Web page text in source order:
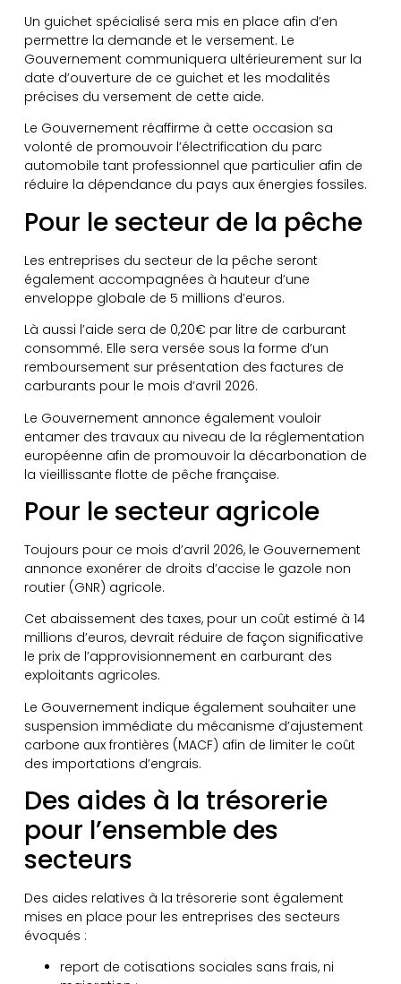
Un guichet spécialisé sera mis en place afin d’en
permettre la demande et le versement. Le
Gouvernement communiquera ultérieurement sur la
date d’ouverture de ce guichet et les modalités
précises du versement de cette aide.
Le Gouvernement réaffirme à cette occasion sa
volonté de promouvoir l’électrification du parc
automobile tant professionnel que particulier afin de
réduire la dépendance du pays aux énergies fossiles.
Pour le secteur de la pêche
Les entreprises du secteur de la pêche seront
également accompagnées à hauteur d’une
enveloppe globale de 5 millions d’euros.
Là aussi l’aide sera de 0,20€ par litre de carburant
consommé. Elle sera versée sous la forme d’un
remboursement sur présentation des factures de
carburants pour le mois d’avril 2026.
Le Gouvernement annonce également vouloir
entamer des travaux au niveau de la réglementation
européenne afin de promouvoir la décarbonation de
la vieillissante flotte de pêche française.
Pour le secteur agricole
Toujours pour ce mois d’avril 2026, le Gouvernement
annonce exonérer de droits d’accise le gazole non
routier (GNR) agricole.
Cet abaissement des taxes, pour un coût estimé à 14
millions d’euros, devrait réduire de façon significative
le prix de l’approvisionnement en carburant des
exploitants agricoles.
Le Gouvernement indique également souhaiter une
suspension immédiate du mécanisme d’ajustement
carbone aux frontières (MACF) afin de limiter le coût
des importations d’engrais.
Des aides à la trésorerie
pour l’ensemble des
secteurs
Des aides relatives à la trésorerie sont également
mises en place pour les entreprises des secteurs
évoqués :
report de cotisations sociales sans frais, ni